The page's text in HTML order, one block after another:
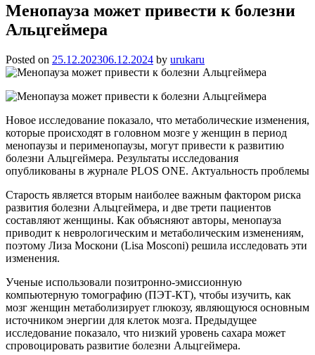
Менопауза может привести к болезни
Альцгеймера
Posted on 25.12.202306.12.2024 by urukaru
Новое исследование показало, что метаболические изменения,
которые происходят в головном мозге у женщин в период
менопаузы и перименопаузы, могут привести к развитию
болезни Альцгеймера. Результаты исследования
опубликованы в журнале PLOS ONE. Актуальность проблемы
Старость является вторым наиболее важным фактором риска
развития болезни Альцгеймера, и две трети пациентов
составляют женщины. Как объясняют авторы, менопауза
приводит к неврологическим и метаболическим изменениям,
поэтому Лиза Москони (Lisa Mosconi) решила исследовать эти
изменения.
Ученые использовали позитронно-эмиссионную
компьютерную томографию (ПЭТ-КТ), чтобы изучить, как
мозг женщин метаболизирует глюкозу, являющуюся основным
источником энергии для клеток мозга. Предыдущее
исследование показало, что низкий уровень сахара может
спровоцировать развитие болезни Альцгеймера.